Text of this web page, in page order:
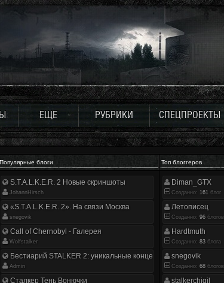
ЕЩЕ РУБРИКИ СПЕЦПРОЕКТЫ
Популярные блоги Топ блоггеров
S.T.A.L.K.E.R. 2 Новые скриншоты
JohannHirsch
«S.T.A.L.K.E.R. 2». На связи Москва
snegovik
Call of Chernobyl - Галерея
Wolfstalker
Бестиарий STALKER 2: уникальные концепт-арты
Аdmin
Сталкер Тень Вонючки
Diman_GTX
Созданно: 161 блог
Летописец
Созданно: 96 блогов
Hardtmuth
Созданно: 83 блога
snegovik
Созданно: 68 блогов
stalkerchigil